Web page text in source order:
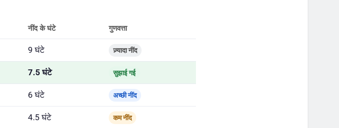
नींद के घंटे गुणवत्ता
9 घंटे ज़्यादा नींद
7.5 घंटे सुझाई गई
6 घंटे अच्छी नींद
4.5 घंटे कम नींद